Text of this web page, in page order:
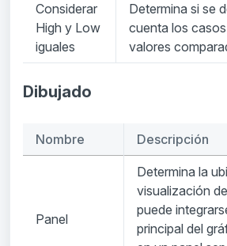
Considerar
High y Low
iguales
Determina si se
cuenta los
valores
Dibujado
Nombre Descripción
Panel
Determina la
visualización
puede
principal del